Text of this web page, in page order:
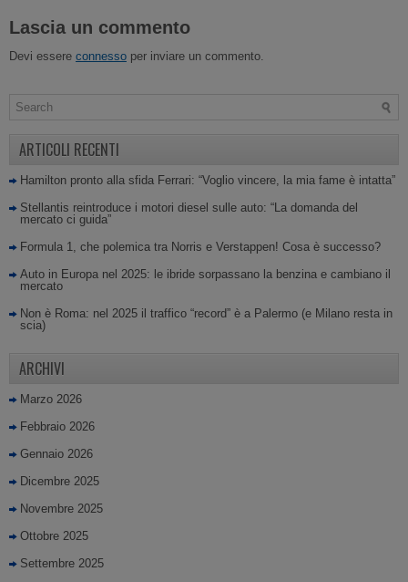
Lascia un commento
Devi essere connesso per inviare un commento.
ARTICOLI RECENTI
Hamilton pronto alla sfida Ferrari: “Voglio vincere, la mia fame è intatta”
Stellantis reintroduce i motori diesel sulle auto: “La domanda del
mercato ci guida”
Formula 1, che polemica tra Norris e Verstappen! Cosa è successo?
Auto in Europa nel 2025: le ibride sorpassano la benzina e cambiano il
mercato
Non è Roma: nel 2025 il traffico “record” è a Palermo (e Milano resta in
scia)
ARCHIVI
Marzo 2026
Febbraio 2026
Gennaio 2026
Dicembre 2025
Novembre 2025
Ottobre 2025
Settembre 2025